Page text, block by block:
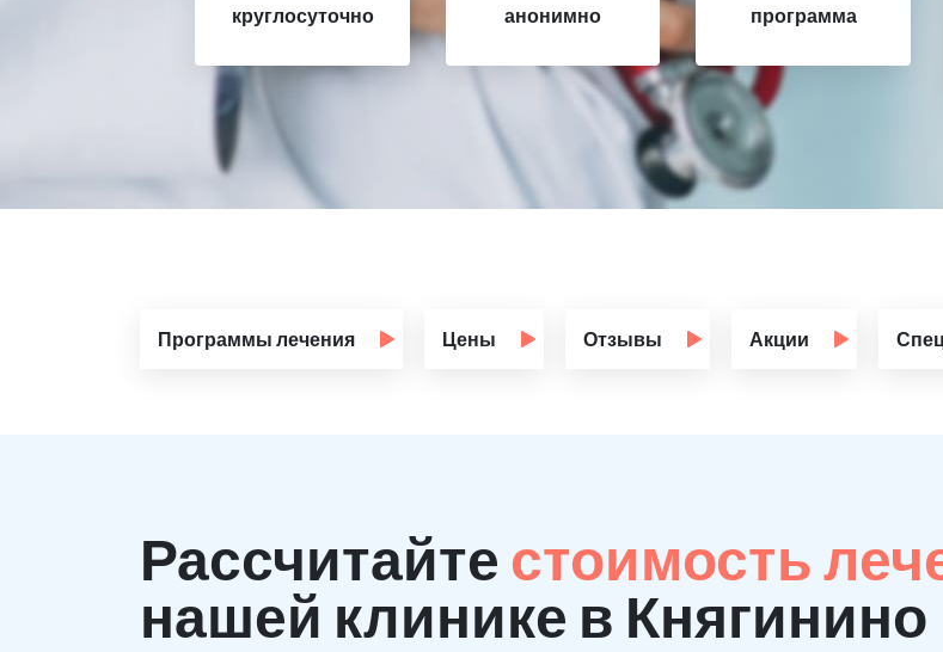
круглосуточно
анонимно
программа
Программы лечения Цены Отзывы Акции
Рассчитайте стоимость
нашей клинике в Княгинино